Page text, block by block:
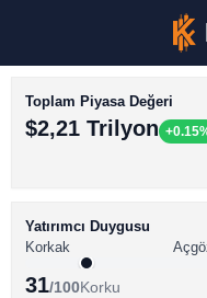
BİTCOİN HABERLERİ
ALTCOİN HABERLERİ
Toplam Piyasa Değeri
$2,21 Trilyon
Yatırımcı Duygusu
Korkak
31/100Korku